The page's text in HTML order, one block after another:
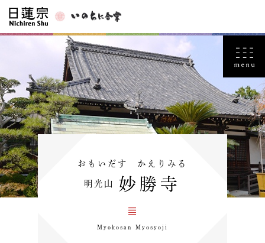
おもいだす かえりみる
明光山 妙勝寺
Myokosan Myosyoji